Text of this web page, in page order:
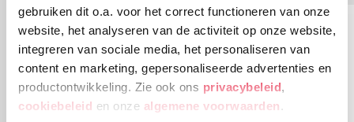
gebruiken dit o.a. voor het correct functioneren van onze
website, het analyseren van de activiteit op onze website,
integreren van sociale media, het personaliseren van
content en marketing, gepersonaliseerde advertenties en
productontwikkeling. Zie ook ons privacybeleid,
cookiebeleid en onze algemene voorwaarden .